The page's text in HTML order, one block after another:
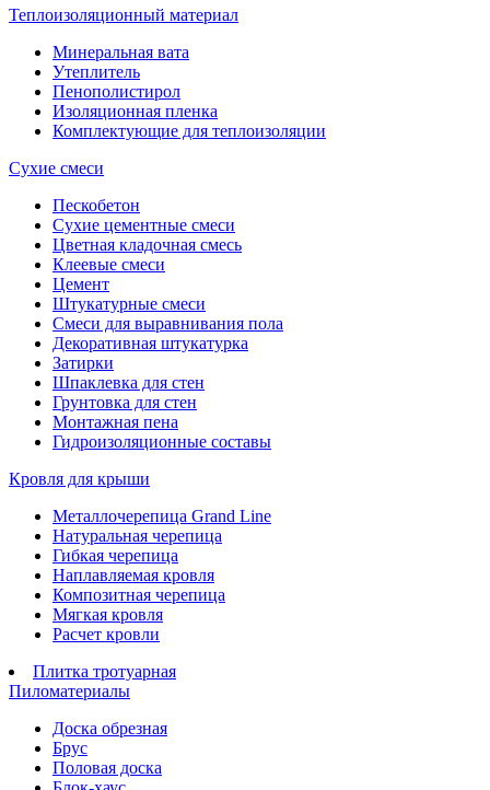
Теплоизоляционный материал
Минеральная вата
Утеплитель
Пенополистирол
Изоляционная пленка
Комплектующие для теплоизоляции
Сухие смеси
Пескобетон
Сухие цементные смеси
Цветная кладочная смесь
Клеевые смеси
Цемент
Штукатурные смеси
Смеси для выравнивания пола
Декоративная штукатурка
Затирки
Шпаклевка для стен
Грунтовка для стен
Монтажная пена
Гидроизоляционные составы
Кровля для крыши
Металлочерепица Grand Line
Натуральная черепица
Гибкая черепица
Наплавляемая кровля
Композитная черепица
Мягкая кровля
Расчет кровли
Плитка тротуарная
Пиломатериалы
Доска обрезная
Брус
Половая доска